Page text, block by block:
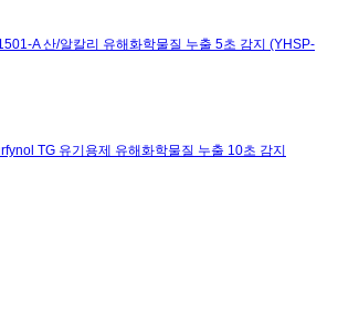
A 산/알칼리 유해화학물질 누출 5초 감지 (YHSP-
TG 유기용제 유해화학물질 누출 10초 감지